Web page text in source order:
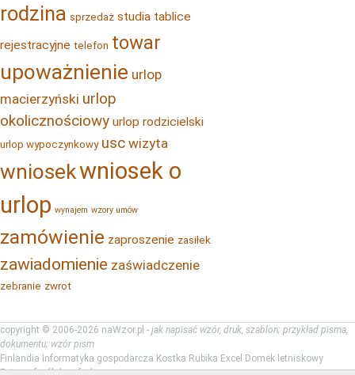
rodzina sprzedaż studia tablice
rejestracyjne telefon towar
upoważnienie urlop
macierzyński urlop
okolicznościowy urlop rodzicielski
urlop wypoczynkowy usc wizyta
wniosekwniosek o
urlop wynajem wzory umów
zamówienie zaproszenie zasiłek
zawiadomienie zaświadczenie
zebranie zwrot
copyright © 2006-2026 naWzor.pl - jak napisać wzór, druk, szablon; przykład pisma,
dokumentu; wzór pism
Finlandia Informatyka gospodarcza Kostka Rubika Excel Domek letniskowy
Fotografia ślubna fin-ka